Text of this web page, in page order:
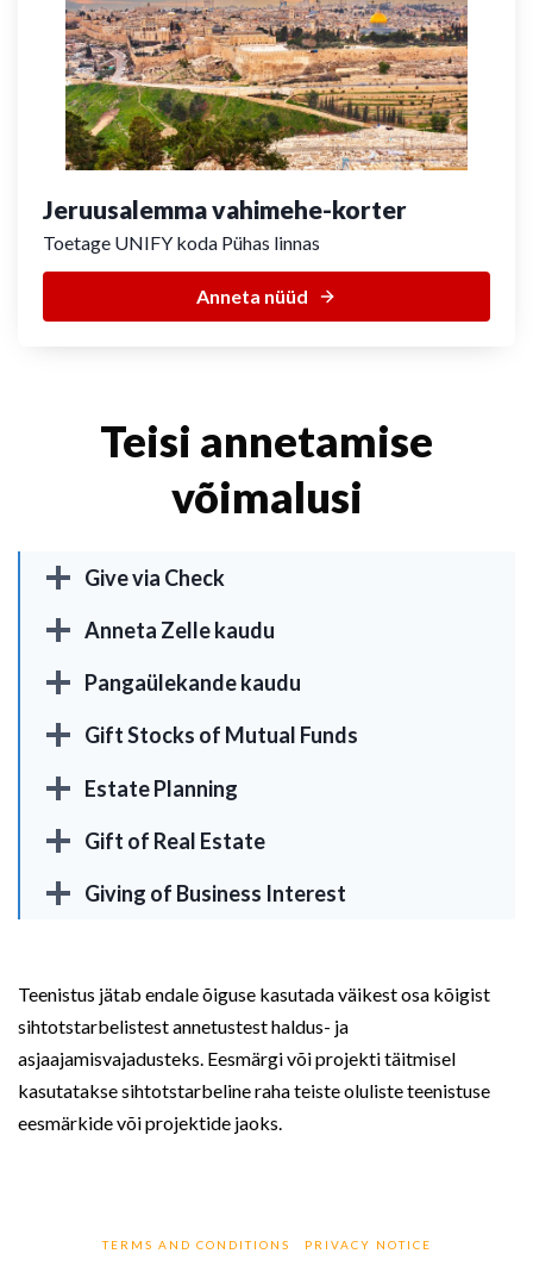
Jeruusalemma vahimehe-korter
Toetage UNIFY koda Pühas linnas
Anneta nüüd
Teisi annetamise
võimalusi
Give via Check
Anneta Zelle kaudu
Pangaülekande kaudu
Gift Stocks of Mutual Funds
Estate Planning
Gift of Real Estate
Giving of Business Interest
Teenistus jätab endale õiguse kasutada väikest osa kõigist
sihtotstarbelistest annetustest haldus- ja
asjaajamisvajadusteks. Eesmärgi või projekti täitmisel
kasutatakse sihtotstarbeline raha teiste oluliste teenistuse
eesmärkide või projektide jaoks.
TERMS AND CONDITIONS PRIVACY NOTICE